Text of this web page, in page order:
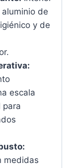
de
y de
escala
para
medidas